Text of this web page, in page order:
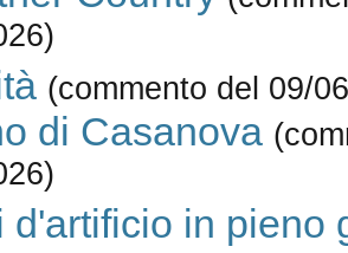
(commento del 09/
di Casanova
d'artificio in pieno